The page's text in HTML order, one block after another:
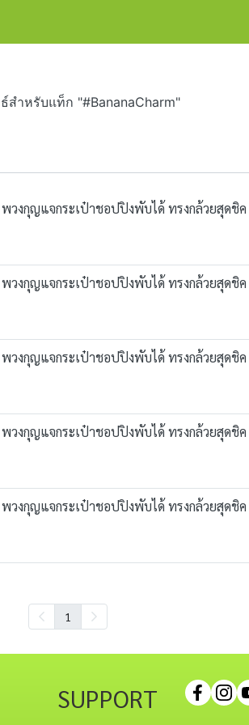
สำหรับแท็ก "#BananaCharm"
พวงกุญแจกระเป๋าชอปปิงพับได้ ทรงกล้วยสุดชิค
พวงกุญแจกระเป๋าชอปปิงพับได้ ทรงกล้วยสุดชิค
พวงกุญแจกระเป๋าชอปปิงพับได้ ทรงกล้วยสุดชิค
พวงกุญแจกระเป๋าชอปปิงพับได้ ทรงกล้วยสุดชิค
พวงกุญแจกระเป๋าชอปปิงพับได้ ทรงกล้วยสุดชิค
1
SUPPORT